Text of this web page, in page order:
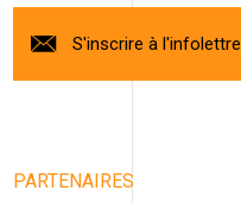
S'inscrire à l'infolettre
PARTENAIRES